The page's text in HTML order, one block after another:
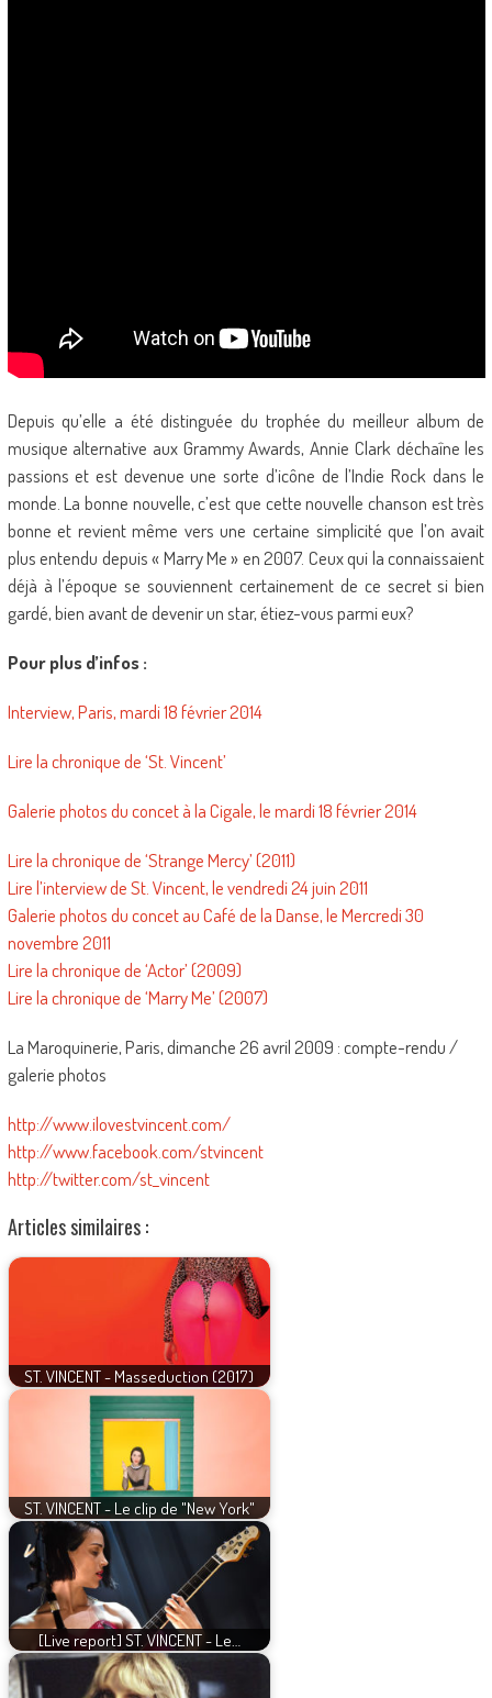
Depuis qu’elle a été distinguée du trophée du meilleur album de
musique alternative aux Grammy Awards, Annie Clark déchaîne les
passions et est devenue une sorte d’icône de l’Indie Rock dans le
monde. La bonne nouvelle, c’est que cette nouvelle chanson est très
bonne et revient même vers une certaine simplicité que l’on avait
plus entendu depuis « Marry Me » en 2007. Ceux qui la connaissaient
déjà à l’époque se souviennent certainement de ce secret si bien
gardé, bien avant de devenir un star, étiez-vous parmi eux?
Pour plus d’infos :
Interview, Paris, mardi 18 février 2014
Lire la chronique de ‘St. Vincent’
Galerie photos du concet à la Cigale, le mardi 18 février 2014
Lire la chronique de ‘Strange Mercy’ (2011)
Lire l’interview de St. Vincent, le vendredi 24 juin 2011
Galerie photos du concet au Café de la Danse, le Mercredi 30
novembre 2011
Lire la chronique de ‘Actor’ (2009)
Lire la chronique de ‘Marry Me’ (2007)
La Maroquinerie, Paris, dimanche 26 avril 2009 : compte-rendu /
galerie photos
http://www.ilovestvincent.com/
http://www.facebook.com/stvincent
http://twitter.com/st_vincent
Articles similaires :
ST. VINCENT - Masseduction (2017)
ST. VINCENT - Le clip de "New York"
[Live report] ST. VINCENT - Le…